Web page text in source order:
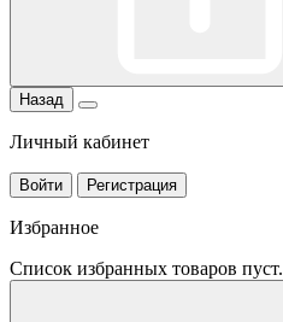
Назад
Личный кабинет
Войти Регистрация
Избранное
Список избранных товаров пуст.